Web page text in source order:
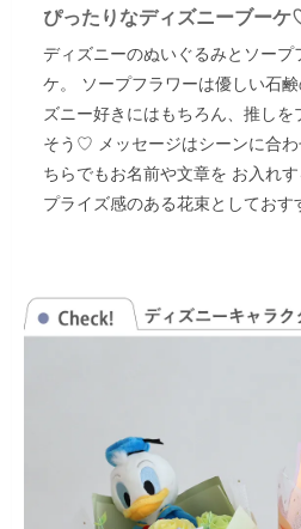
ぴったりなディズニーブー
ディズニーのぬいぐるみとソープ
ケ。
ソープフラワーは優しい石鹸
ズニー好きにはもちろん、推し
そう♡ メッセージはシーンに合
ちらでもお名前や文章を お入れ
プライズ感のある花束としておす